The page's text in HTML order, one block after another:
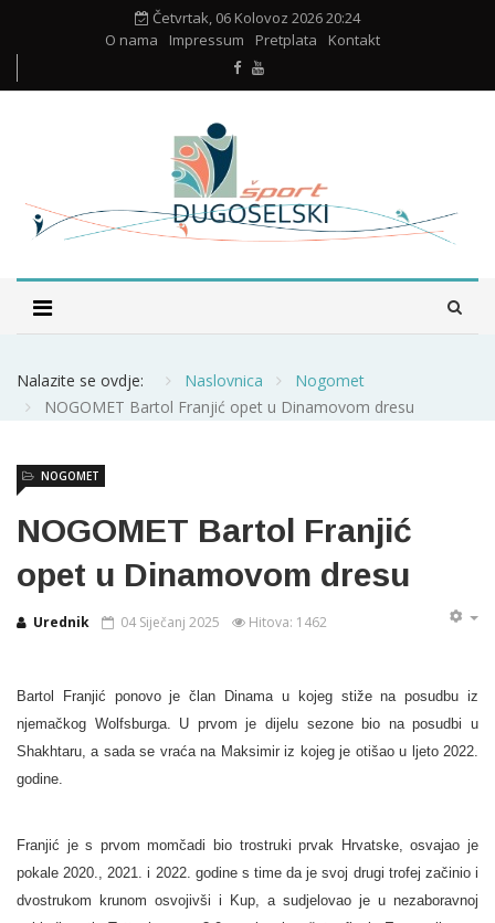
Četvrtak, 06 Kolovoz 2026 20:24
O nama
Impressum Pretplata Kontakt
Nalazite se ovdje: Naslovnica
Nogomet
NOGOMET Bartol Franjić opet u Dinamovom dresu
NOGOMET Bartol Franjić
opet u Dinamovom dresu
Urednik
NOGOMET
04 Siječanj 2025 Hitova: 1462
Bartol Franjić ponovo je član Dinama u kojeg stiže na posudbu iz
njemačkog Wolfsburga. U prvom je dijelu sezone bio na posudbi u
Shakhtaru, a sada se vraća na Maksimir iz kojeg je otišao u ljeto 2022.
godine.
Franjić je s prvom momčadi bio trostruki prvak Hrvatske, osvajao je
pokale 2020., 2021. i 2022. godine s time da je svoj drugi trofej začinio i
dvostrukom krunom osvojivši i Kup, a sudjelovao je u nezaboravnoj